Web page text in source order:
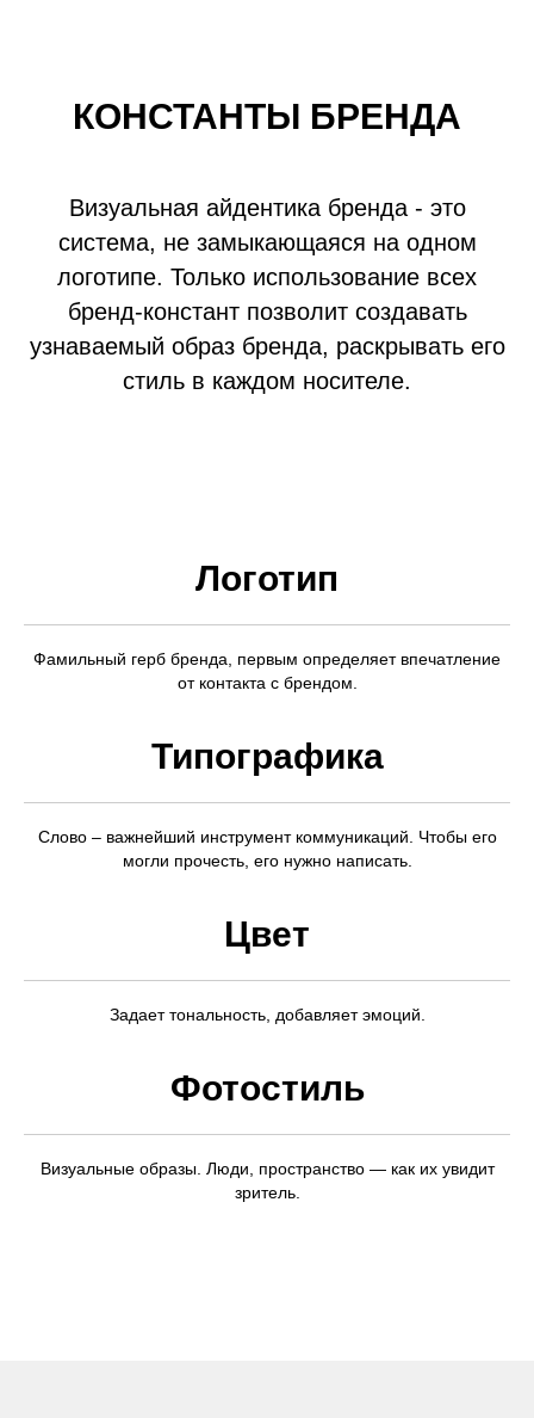
КОНСТАНТЫ БРЕНДА
Визуальная айдентика бренда - это
система, не замыкающаяся на одном
логотипе. Только использование всех
бренд-констант позволит создавать
узнаваемый образ бренда, раскрывать его
стиль в каждом носителе.
Логотип
Фамильный герб бренда, первым определяет впечатление
от контакта с брендом.
Типографика
Слово – важнейший инструмент коммуникаций. Чтобы его
могли прочесть, его нужно написать.
Цвет
Задает тональность, добавляет эмоций.
Фотостиль
Визуальные образы. Люди, пространство — как их увидит
зритель.